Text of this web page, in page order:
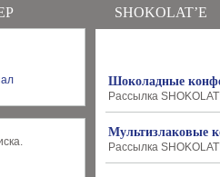
SHOKOLAT’E
Шоколадные
Рассылка
Мультизлаковые
Рассылка